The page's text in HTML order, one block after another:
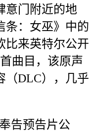
意门附近的地
条：女巫》中的
比来英特尔公开
曲目，该原声
（DLC），几乎
告预告片公